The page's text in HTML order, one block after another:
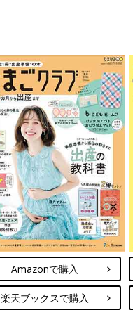
Amazonで購入
楽天ブックスで購入